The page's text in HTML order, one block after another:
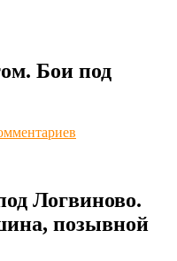
Бои под
Логвиново.
позывной